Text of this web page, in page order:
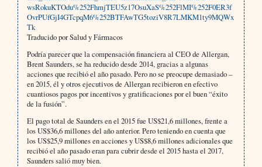
wsRokuKTOdu%252FhmjTEU5z17OsuXaS%252FlMI%252F0ER3f
OvrPUfGjI4GTcpqM6%252BTFAwTG5toziV8R7LMKM1ty9MQWx
Tk
Traducido por Salud y Fármacos
Podría parecer que la compensación financiera al CEO de Allergan,
Brent Saunders, se ha reducido desde 2014, gracias a algunas
acciones que recibió el año pasado. Pero no se preocupe demasiado –
en 2015, él y otros ejecutivos de Allergan recibieron en efectivo
cuantiosos pagos por incentivos y gratificaciones por el buen “éxito
de la fusión”.
El pago total de Saunders en el 2015 fue US$21,6 millones, frente a
los US$36,6 millones del año anterior. Pero teniendo en cuenta que
los US$25,9 millones en acciones y US$8,6 millones adicionales que
recibió el año pasado eran para cubrir desde el 2015 hasta el 2017,
Saunders salió muy bien.